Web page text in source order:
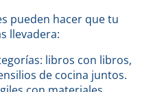
pueden hacer que tu
llevadera:
libros con libros,
de cocina juntos.